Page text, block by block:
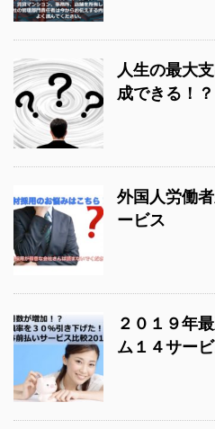
人生の最大
成できる！？
外国人労働
ービス
２０１９年
ム１４サー